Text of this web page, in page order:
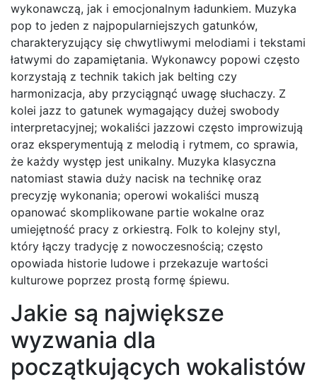
wykonawczą, jak i emocjonalnym ładunkiem. Muzyka
pop to jeden z najpopularniejszych gatunków,
charakteryzujący się chwytliwymi melodiami i tekstami
łatwymi do zapamiętania. Wykonawcy popowi często
korzystają z technik takich jak belting czy
harmonizacja, aby przyciągnąć uwagę słuchaczy. Z
kolei jazz to gatunek wymagający dużej swobody
interpretacyjnej; wokaliści jazzowi często improwizują
oraz eksperymentują z melodią i rytmem, co sprawia,
że każdy występ jest unikalny. Muzyka klasyczna
natomiast stawia duży nacisk na technikę oraz
precyzję wykonania; operowi wokaliści muszą
opanować skomplikowane partie wokalne oraz
umiejętność pracy z orkiestrą. Folk to kolejny styl,
który łączy tradycję z nowoczesnością; często
opowiada historie ludowe i przekazuje wartości
kulturowe poprzez prostą formę śpiewu.
Jakie są największe
wyzwania dla
początkujących wokalistów